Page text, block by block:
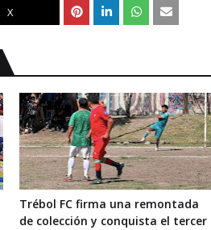
X
Trébol FC firma una remontada
de colección y conquista el tercer